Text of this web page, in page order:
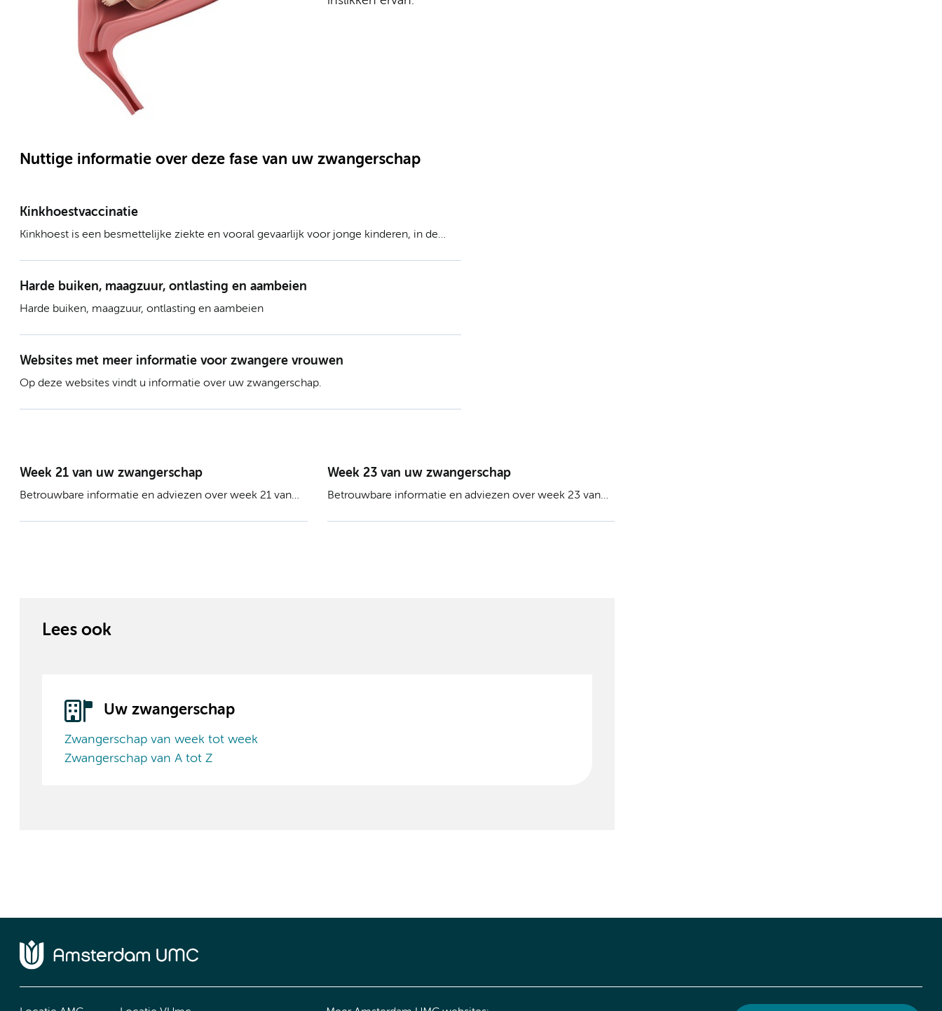
Nuttige informatie over deze fase van uw zwangerschap
Kinkhoestvaccinatie
Kinkhoest is een besmettelijke ziekte en vooral gevaarlijk voor jonge kinderen, in de
Harde buiken, maagzuur, ontlasting en aambeien
Harde buiken, maagzuur, ontlasting en aambeien
Websites met meer informatie voor zwangere vrouwen
Op deze websites vindt u informatie over uw zwangerschap.
Week 21 van uw zwangerschap
Betrouwbare informatie en adviezen over week 21 van
Week 23 van uw zwangerschap
Betrouwbare informatie en adviezen over week 23 van
Lees ook
Uw zwangerschap
Zwangerschap van week tot week
Zwangerschap van A tot Z